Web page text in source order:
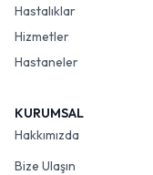
Hastalıklar
Hizmetler
Hastaneler
KURUMSAL
Hakkımızda
Bize Ulaşın